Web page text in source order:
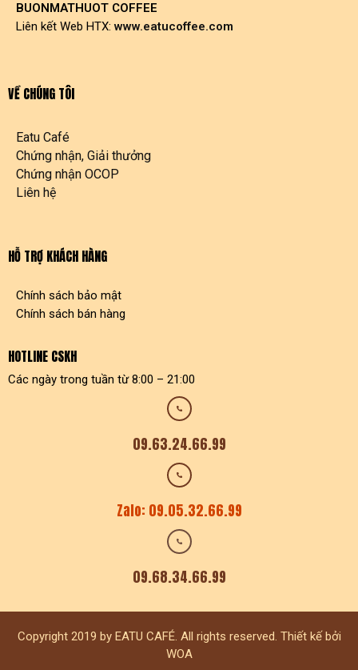
BUONMATHUOT COFFEE
Liên kết Web HTX:www.eatucoffee.com
VỀ CHÚNG TÔI
Eatu Café
Chứng nhận, Giải thưởng
Chứng nhận OCOP
Liên hệ
HỖ TRỢ KHÁCH HÀNG
Chính sách bảo mật
Chính sách bán hàng
HOTLINE CSKH
Các ngày trong tuần từ 8:00 – 21:00
09.63.24.66.99
Zalo: 09.05.32.66.99
09.68.34.66.99
Copyright 2019 by EATU CAFÉ. All rights reserved. Thiết kế bởi
WOA